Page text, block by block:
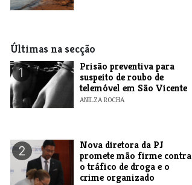
Últimas na secção
1
Prisão preventiva para
suspeito de roubo de
telemóvel em São Vicente
ANILZA ROCHA
2
Nova diretora da PJ
promete mão firme contra
o tráfico de droga e o
crime organizado